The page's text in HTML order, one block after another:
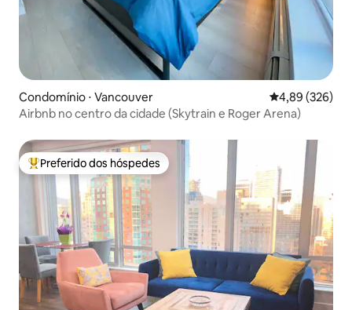
Condomínio ⋅ Vancouver 4,89 de uma
4,89 (326)
Airbnb no centro da cidade (Skytrain e Roger Arena)
Entre os melhores preferidos dos hóspedes
Preferido dos hóspedes